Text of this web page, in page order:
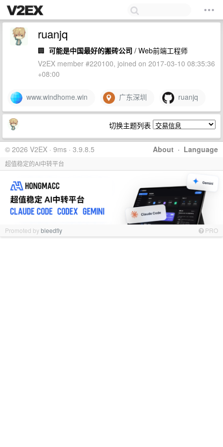
ruanjq
🏢 可能是中国最好的搬砖公司 / Web前端工程师
V2EX member #220100, joined on 2017-03-10 08:35:36
+08:00
www.windhome.win 广东深圳 ruanjq
切换主题列表
About · Language
© 2026 V2EX · 9ms · 3.9.8.5
超值稳定的AI中转平台
Promoted bybleedfly PRO